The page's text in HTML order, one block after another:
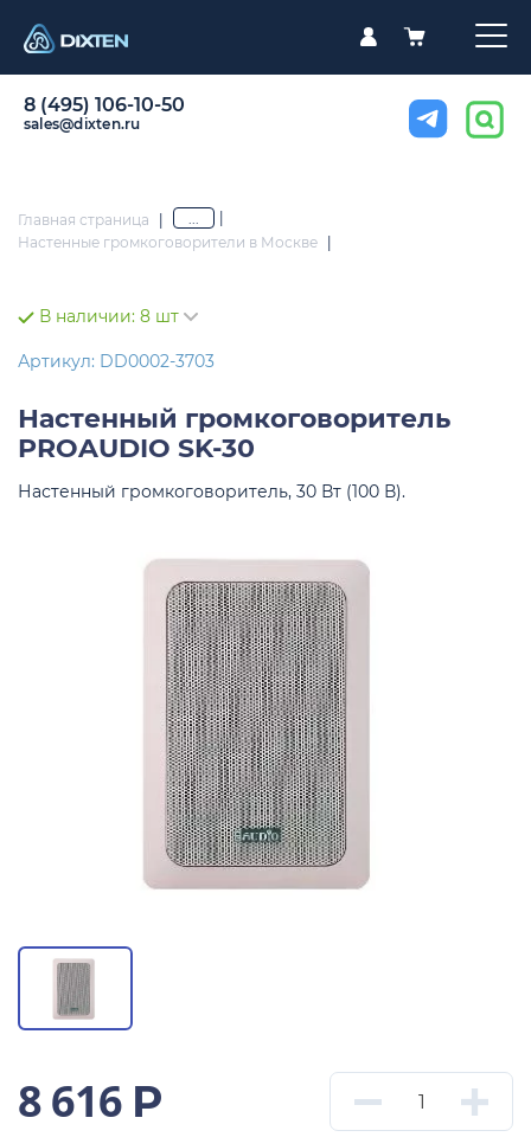
8 (495) 106-10-50
sales@dixten.ru
Главная страница | ...
Настенные громкоговорители в Москве
В наличии: 8 шт
Артикул: DD0002-3703
Настенный громкоговоритель
PROAUDIO SK-30
Настенный громкоговоритель, 30 Вт (100 В).
8 616 Р